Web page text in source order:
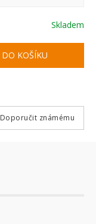
Skladem
Doporučit známému